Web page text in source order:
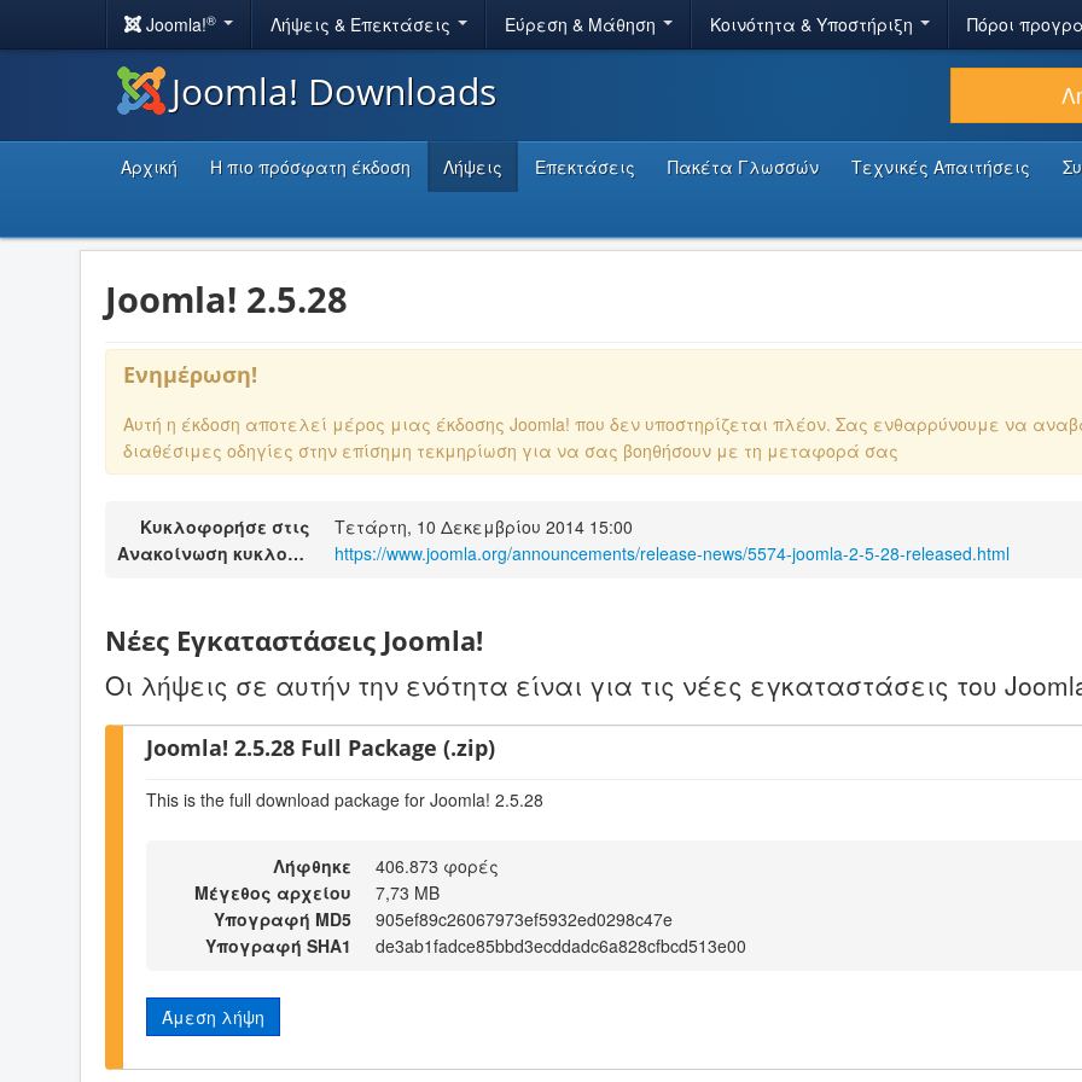
Joomla!® Λήψεις & Επεκτάσεις Εύρεση & Μάθηση Κοινότητα & Υποστήριξη Πόροι
Joomla! Downloads
Αρχική Η πιο πρόσφατη έκδοση Λήψεις Επεκτάσεις Πακέτα Γλωσσών Τεχνικές Απαιτήσεις
Joomla! 2.5.28
Ενημέρωση!
Αυτή η έκδοση αποτελεί μέρος μιας έκδοσης Joomla! που δεν υποστηρίζεται πλέον. Σας ενθαρρύνουμε να
διαθέσιμες οδηγίες στην επίσημη τεκμηρίωση για να σας βοηθήσουν με τη μεταφορά σας
Κυκλοφορήσε στις
Τετάρτη, 10 Δεκεμβρίου 2014 15:00
Ανακοίνωση κυκλοφορίας
https://www.joomla.org/announcements/release-news/5574-joomla-2-5-28-released.html
Νέες Εγκαταστάσεις Joomla!
Οι λήψεις σε αυτήν την ενότητα είναι για τις νέες εγκαταστάσεις του
Joomla! 2.5.28 Full Package (.zip)
This is the full download package for Joomla! 2.5.28
Λήφθηκε
406.873 φορές
Μέγεθος αρχείου
7,73 MB
Υπογραφή MD5
905ef89c26067973ef5932ed0298c47e
Υπογραφή SHA1
de3ab1fadce85bbd3ecddadc6a828cfbcd513e00
Άμεση λήψη